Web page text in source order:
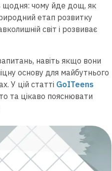
щодня: чому йде дощ, як
етап розвитку
світ і розвиває
навіть якщо вони
основу для майбутнього
У цій статті GoITeens
та цікаво пояснювати